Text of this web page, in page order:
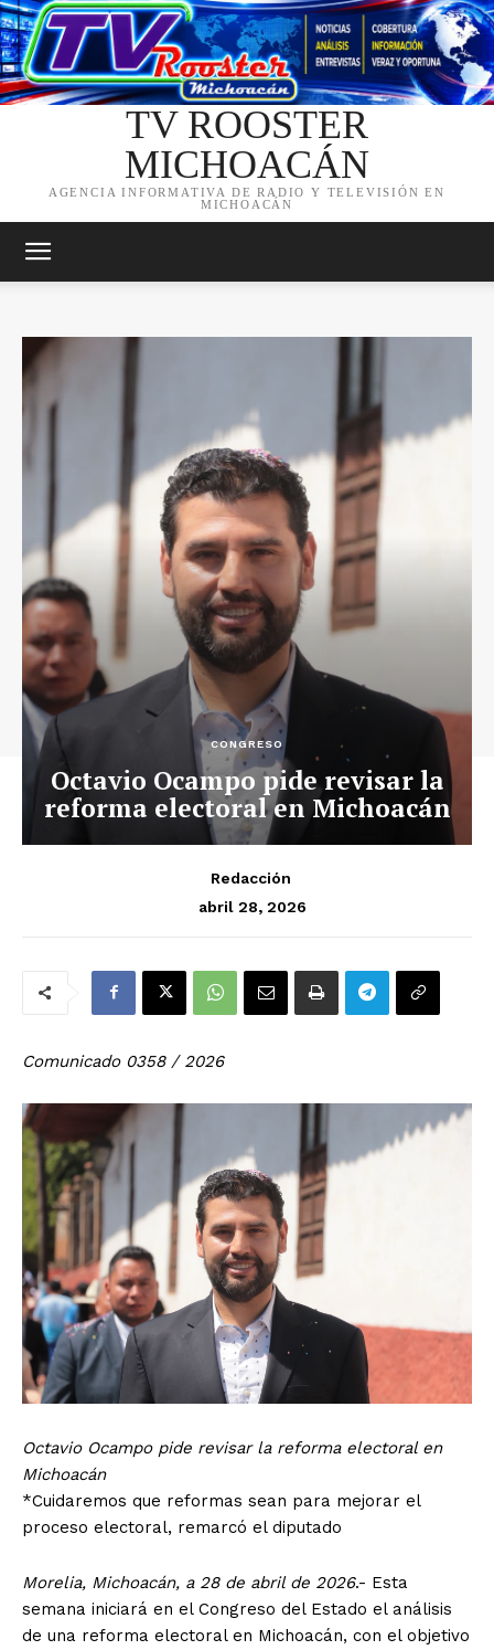
TV ROOSTER
MICHOACÁN
AGENCIA INFORMATIVA DE RADIO Y TELEVISIÓN EN
MICHOACÁN
CONGRESO
Octavio Ocampo pide revisar la
reforma electoral en Michoacán
Redacción
abril 28, 2026
Comunicado 0358 / 2026
Octavio Ocampo pide revisar la reforma electoral en
Michoacán
*Cuidaremos que reformas sean para mejorar el
proceso electoral, remarcó el diputado
Morelia, Michoacán, a 28 de abril de 2026.- Esta
semana iniciará en el Congreso del Estado el análisis
de una reforma electoral en Michoacán, con el objetivo